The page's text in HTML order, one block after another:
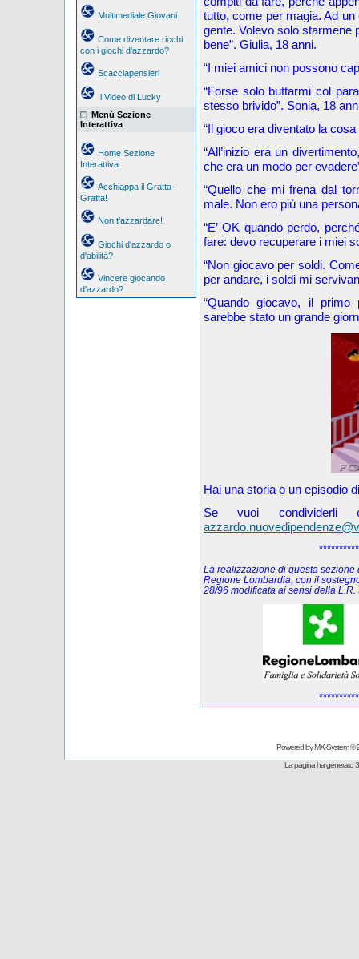
Multimediale Giovani
Come diventare ricchi
con i giochi d'azzardo?
Scacciapensieri
Il Video di Lucky
Menù Sezione
Interattiva
Home Sezione
Interattiva
Acchiappa il Gratta-
Gratta!
Non t'azzardare!
Giochi d'azzardo o
d'abilità?
Vincere giocando
d'azzardo?
tutto, come per magia. Ad
gente. Volevo solo starmene
bene”. Giulia, 18 anni.
“I miei amici non possono
“Forse solo buttarmi col
stesso brivido”. Sonia, 18
“Il gioco era diventato la
“All’inizio era un
che era un modo per
“Quello che mi frena dal
male. Non ero più una
“E’ OK quando perdo,
fare: devo recuperare i miei
“Non giocavo per soldi.
per andare, i soldi mi
“Quando giocavo, il
sarebbe stato un grande
Hai una storia o un episodio
Se vuoi
La realizzazione di questa sezione
Regione Lombardia, con il
28/96 modificata ai sensi della
Powered byMX-System©
La pagina ha generato